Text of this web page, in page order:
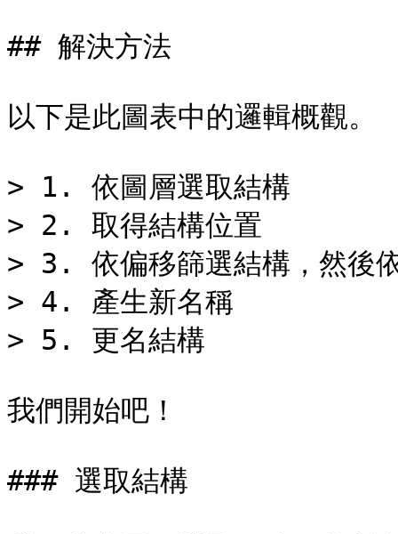
## 解決方法
以下是此圖表中的邏輯概觀。
> 1. 依圖層選取結構
> 2. 取得結構位置
> 3. 依偏移篩選結構，然後
> 4. 產生新名稱
> 5. 更名結構
我們開始吧！
### 選取結構